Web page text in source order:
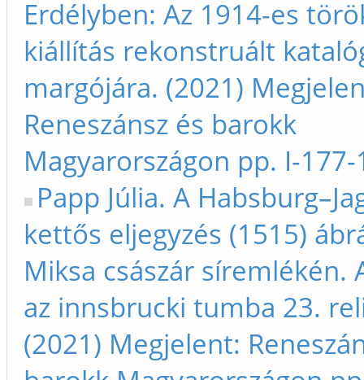
Erdélyben: Az 1914-es
kiállítás rekonstruált
margójára. (2021)
Reneszánsz és barokk
Magyarországon pp. I-177-
Papp Júlia. A
kettős eljegyzés (1515)
Miksa császár síremlékén.
az innsbrucki tumba 23.
(2021) Megjelent: